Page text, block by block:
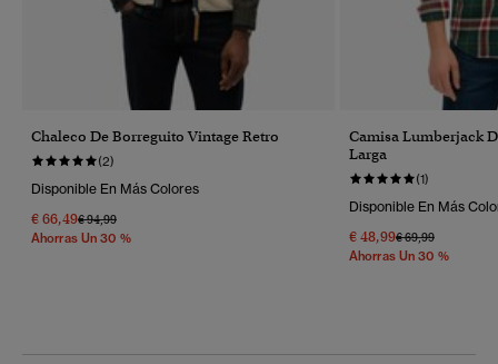
Chaleco De Borreguito Vintage Retro
(2)
Disponible En Más Colores
€ 66,49Precio Rebajado De
€ 94,99A
Ahorras Un 30 %
Camisa Lumberjack
Larga
(1)
Disponible En Más
€ 48,99Precio Rebajado
€ 69,99A
Ahorras Un 30 %